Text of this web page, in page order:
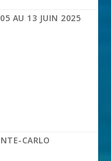
AU 13 JUIN 2025
CARLO